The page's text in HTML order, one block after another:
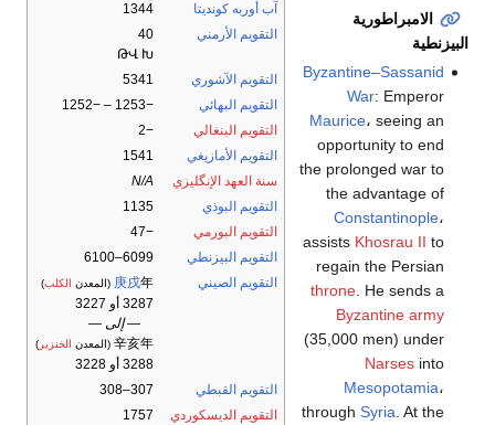
آب أوربه كونديتا
1344
التقويم الأرمني
40
ԹՎ Խ
التقويم الآشوري
5341
التقويم البهائي
−1253 – −1252
التقويم البنغالي
−2
التقويم الأمازيغي
1541
سنة العهد الإنگليزي
N/A
التقويم البوذي
1135
التقويم البورمي
−47
التقويم البيزنطي
6099–6100
التقويم الصيني
庚戌年 (المعدن الكلب)
3287 أو 3227
— إلى —
辛亥年 (المعدن الخنزير )
3288 أو 3228
التقويم القبطي
307–308
التقويم الديسكوردي
1757
الامبراطورية
البيزنطية
Byzantine–Sassanid
War: Emperor
Maurice، seeing an
opportunity to end
the prolonged war to
the advantage of
Constantinople،
assists Khosrau II to
regain the Persian
throne. He sends a
Byzantine army
(35,000 men) under
Narsesinto
Mesopotamia،
through Syria . At the